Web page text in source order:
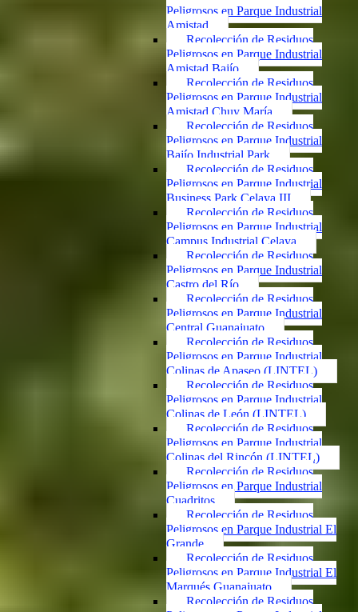
Peligrosos en Parque Industrial
Amistad
Recolección de Residuos
Peligrosos en Parque Industrial
Amistad Bajío
Recolección de Residuos
Peligrosos en Parque Industrial
Amistad Chuy María
Recolección de Residuos
Peligrosos en Parque Industrial
Bajío Industrial Park
Recolección de Residuos
Peligrosos en Parque Industrial
Business Park Celaya III
Recolección de Residuos
Peligrosos en Parque Industrial
Campus Industrial Celaya
Recolección de Residuos
Peligrosos en Parque Industrial
Castro del Río
Recolección de Residuos
Peligrosos en Parque Industrial
Central Guanajuato
Recolección de Residuos
Peligrosos en Parque Industrial
Colinas de Apaseo (LINTEL)
Recolección de Residuos
Peligrosos en Parque Industrial
Colinas de León (LINTEL)
Recolección de Residuos
Peligrosos en Parque Industrial
Colinas del Rincón (LINTEL)
Recolección de Residuos
Peligrosos en Parque Industrial
Cuadritos
Recolección de Residuos
Peligrosos en Parque Industrial El
Grande
Recolección de Residuos
Peligrosos en Parque Industrial El
Marqués Guanajuato
Recolección de Residuos